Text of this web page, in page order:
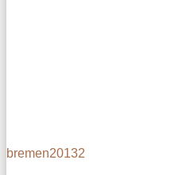
bremen20132